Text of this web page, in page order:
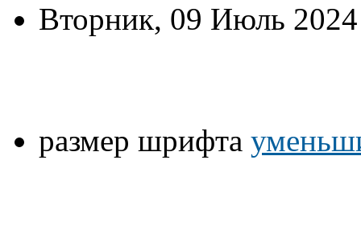
Вторник, 09 Июль
размер шрифта